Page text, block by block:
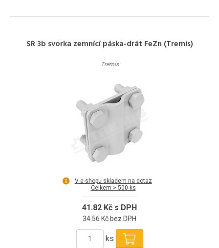
SR 3b svorka zemnící páska-drát FeZn (Tremis)
Tremis
V e-shopu skladem na dotaz
Celkem > 500 ks
41.82 Kč s DPH
34.56 Kč bez DPH
ks